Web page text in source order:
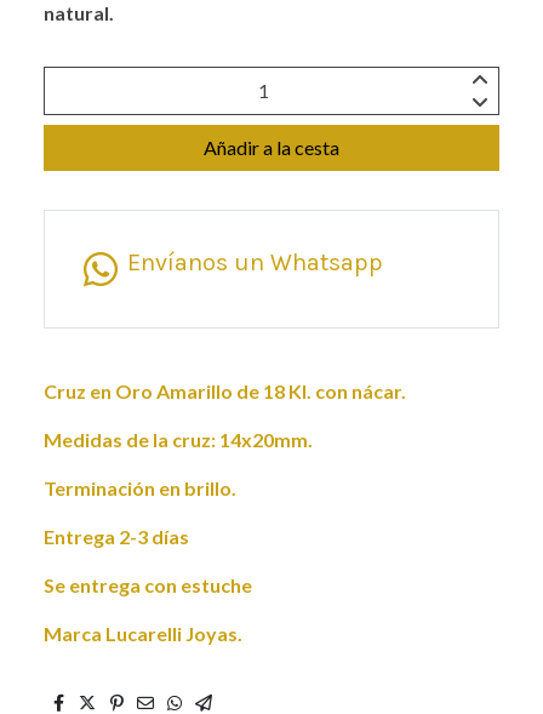
natural.
Añadir a la cesta
Envíanos un Whatsapp
Cruz en Oro Amarillo de 18 Kl. con nácar.
Medidas de la cruz: 14x20mm.
Terminación en brillo.
Entrega 2-3 días
Se entrega con estuche
Marca Lucarelli Joyas.